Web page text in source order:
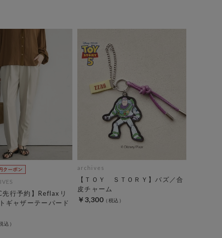
行予約】Reflaxリ
ギャザーテーパード
archives
【ＴＯＹ ＳＴＯＲＹ】バズ／合
皮チャーム
￥3,300